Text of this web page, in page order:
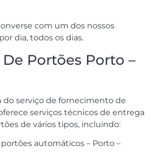
com um dos nossos
dia, todos os dias.
Portões Porto –
do serviço de fornecimento de
serviços técnicos de entrega
de vários tipos, incluindo:
automáticos – Porto –